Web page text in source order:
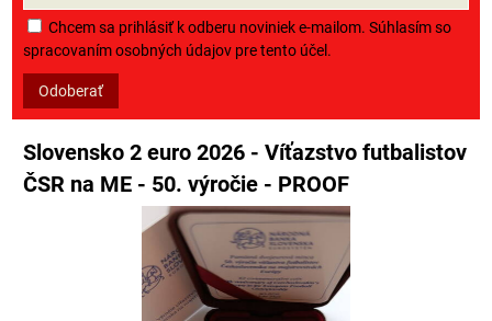
Chcem sa prihlásiť k odberu noviniek e-mailom. Súhlasím so
spracovaním osobných údajov pre tento účel.
Odoberať
Slovensko 2 euro 2026 - Víťazstvo futbalistov
ČSR na ME - 50. výročie - PROOF